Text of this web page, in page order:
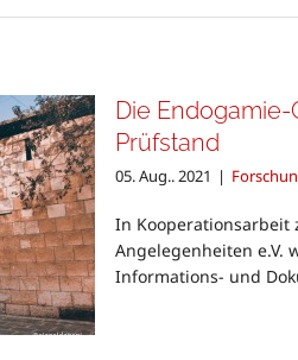
Die
Prüfstand
05. Aug.. 2021 |
In Kooperationsarbeit
Angelegenheiten e.V.
Informations- und